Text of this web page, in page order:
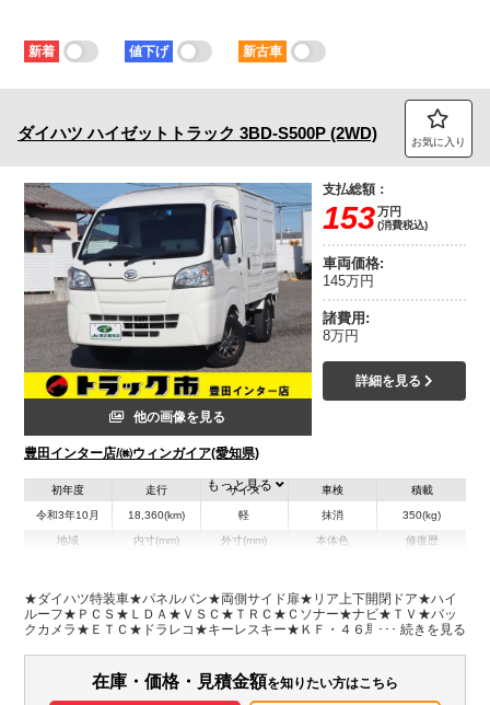
トラック市FC会員専用ページはこちら
ログイン
少ない順
多い順
短い順
新着 値下げ 新古車
ダイハツ ハイゼットトラック 3BD-S500P (2WD) お気に入り
他の画像を見る
豊田インター店/㈱ウィンガイア(愛知県)
支払総額：
153万円
(消費税込)
車両価格:
145万円
諸費用:
8万円
詳細を見る
初年度
令和3年10月
走行
18,360(km)
サイズ
軽
車検
抹消
積載
350(kg)
地域 内寸(mm)
H:1,190
外寸(mm)
H:1,940
本体色 修復歴
装備情報
集中ドアロック
カーナビ TV ETC バックモニター
ドラレコ
もっと見る
★ダイハツ特装車★パネルバン★両側サイド扉★リア上下開閉ドア★ハイ
ルーフ★ＰＣＳ★ＬＤＡ★ＶＳＣ★ＴＲＣ★Ｃソナー★ナビ★ＴＶ★バッ
クカメラ★ＥＴＣ★ドラレコ★キーレスキー★ＫＦ・４６馬力★荷箱内寸
ネルバン取説★ナビ取説★フロアマット＆バイザー★社外ＡＷ＆スタッド
レスタイヤ★ストラーダＣＮ－ＨＥ０１ＷＤ
在庫・価格・見積金額を知りたい方はこちら